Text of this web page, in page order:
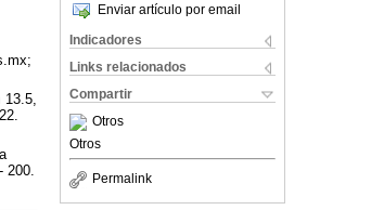
Enviar artículo por email
Indicadores
Links relacionados
Compartir
Otros
Otros
Permalink
13.5,
200.